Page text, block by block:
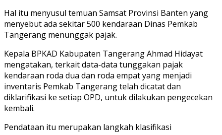
Hal itu menyusul temuan Samsat Provinsi Banten yang
menyebut ada sekitar 500 kendaraan Dinas Pemkab
Tangerang menunggak pajak.
Kepala BPKAD Kabupaten Tangerang Ahmad Hidayat
mengatakan, terkait data-data tunggakan pajak
kendaraan roda dua dan roda empat yang menjadi
inventaris Pemkab Tangerang telah dicatat dan
diklarifikasi ke setiap OPD, untuk dilakukan pengecekan
kembali.
Pendataan itu merupakan langkah klasifikasi